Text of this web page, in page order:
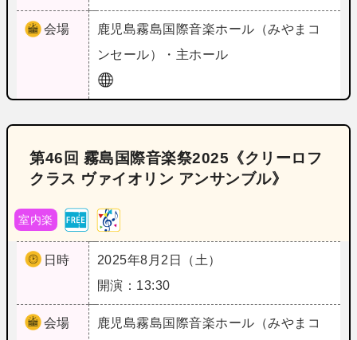
会場 鹿児島霧島国際音楽ホール（みやまコ
ンセール）・主ホール
第46回 霧島国際音楽祭2025《クリーロフ
クラス ヴァイオリン アンサンブル》
室内楽
日時
2025年8月2日（土）
開演：13:30
会場 鹿児島霧島国際音楽ホール（みやまコ